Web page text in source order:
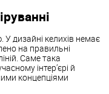
дизайні келихів немає
на правильні
Саме така
інтер’єрі й
концепціями